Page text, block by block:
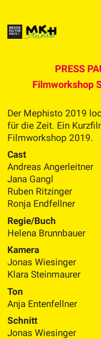
PRESS
Filmworkshop
Der Mephisto 2019
für die Zeit. Ein
Filmworkshop 2019.
Cast
Andreas Angerleitner
Jana Gangl
Ruben Ritzinger
Ronja Endfellner
Regie/Buch
Helena Brunnbauer
Kamera
Jonas Wiesinger
Klara Steinmaurer
Ton
Anja Entenfellner
Schnitt
Jonas Wiesinger